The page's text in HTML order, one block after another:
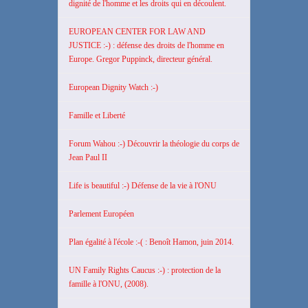
dignité de l'homme et les droits qui en découlent.
EUROPEAN CENTER FOR LAW AND
JUSTICE :-) : défense des droits de l'homme en
Europe. Gregor Puppinck, directeur général.
European Dignity Watch :-)
Famille et Liberté
Forum Wahou :-) Découvrir la théologie du corps de
Jean Paul II
Life is beautiful :-) Défense de la vie à l'ONU
Parlement Européen
Plan égalité à l'école :-( : Benoît Hamon, juin 2014.
UN Family Rights Caucus :-) : protection de la
famille à l'ONU, (2008).